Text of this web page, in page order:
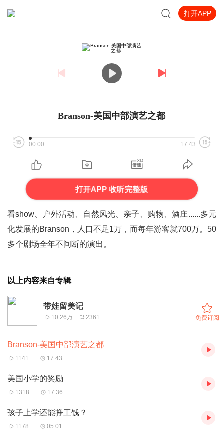
打开APP
Branson-美国中部演艺之都
00:00 17:43
打开APP 收听完整版
看show、户外活动、自然风光、亲子、购物、酒庄......多元
化发展的Branson，人口不足1万，而每年游客就700万。50
多个剧场全年不间断的演出。
以上内容来自专辑
带娃留美记
10.26万 2361 免费订阅
Branson-美国中部演艺之都
1141 17:43
美国小学的奖励
1318 17:36
孩子上学还能挣工钱？
1178 05:01